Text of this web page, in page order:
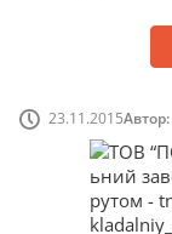
23.11.2015Автор: